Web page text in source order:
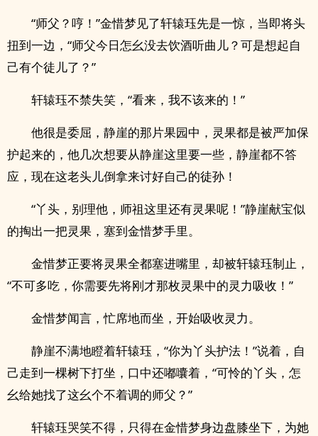
“师父？哼！”金惜梦见了轩辕珏先是一惊，当即将头
扭到一边，“师父今日怎幺没去饮酒听曲儿？可是想起自
己有个徒儿了？”
轩辕珏不禁失笑，“看来，我不该来的！”
他很是委屈，静崖的那片果园中，灵果都是被严加保
护起来的，他几次想要从静崖这里要一些，静崖都不答
应，现在这老头儿倒拿来讨好自己的徒孙！
“丫头，别理他，师祖这里还有灵果呢！”静崖献宝似
的掏出一把灵果，塞到金惜梦手里。
金惜梦正要将灵果全都塞进嘴里，却被轩辕珏制止，
“不可多吃，你需要先将刚才那枚灵果中的灵力吸收！”
金惜梦闻言，忙席地而坐，开始吸收灵力。
静崖不满地瞪着轩辕珏，“你为丫头护法！”说着，自
己走到一棵树下打坐，口中还嘟囔着，“可怜的丫头，怎
幺给她找了这幺个不着调的师父？”
轩辕珏哭笑不得，只得在金惜梦身边盘膝坐下，为她